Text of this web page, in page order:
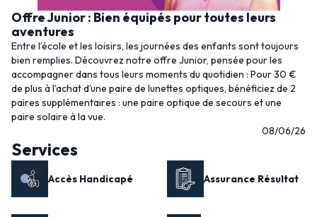
Offre Junior : Bien équipés pour toutes leurs
aventures
Entre l’école et les loisirs, les journées des enfants sont toujours
bien remplies. Découvrez notre offre Junior, pensée pour les
accompagner dans tous leurs moments du quotidien : Pour 30 €
de plus à l’achat d’une paire de lunettes optiques, bénéficiez de 2
paires supplémentaires : une paire optique de secours et une
paire solaire à la vue.
08/06/26
Services
Accès Handicapé Assurance Résultat